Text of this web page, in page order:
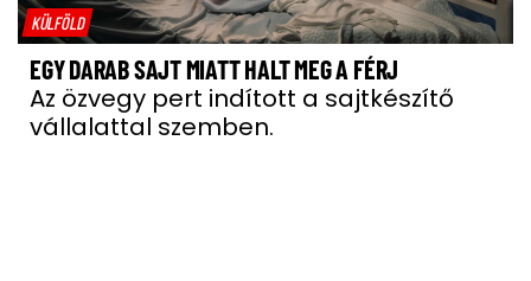
KÜLFÖLD
EGY DARAB SAJT MIATT HALT MEG A FÉRJ
Az özvegy pert indított a sajtkészítő
vállalattal szemben.